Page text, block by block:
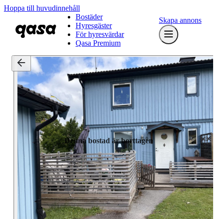
Hoppa till huvudinnehåll
Bostäder
Hyresgäster
För hyresvärdar
Qasa Premium
Skapa annons
Denna bostad är borttagen